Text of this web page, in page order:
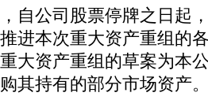
公司股票停牌之日起
进本次重大资产重组的
大资产重组的草案为本
其持有的部分市场资产